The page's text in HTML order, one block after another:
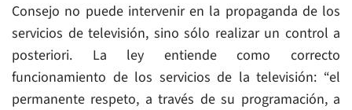
Consejo no puede intervenir en la propaganda de los
servicios de televisión, sino sólo realizar un control a
posteriori. La ley entiende como correcto
funcionamiento de los servicios de la televisión: “el
permanente respeto, a través de su programación, a